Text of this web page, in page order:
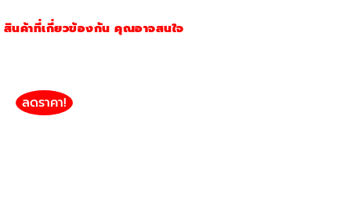
สินค้าที่เกี่ยวข้องกัน คุณอาจสนใจ
ลดราคา!